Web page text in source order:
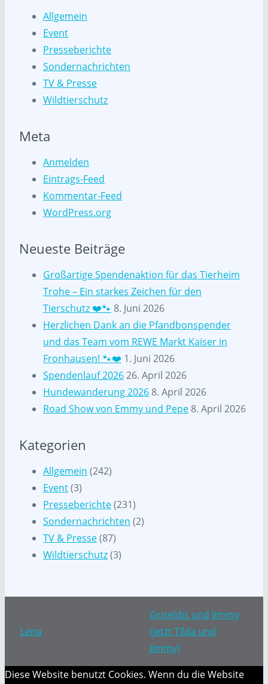
Allgemein
Event
Presseberichte
Sondernachrichten
TV & Presse
Wildtierschutz
Meta
Anmelden
Eintrags-Feed
Kommentar-Feed
WordPress.org
Neueste Beiträge
Großartige Spendenaktion für das Tierheim
Trohe – Ein starkes Zeichen für den
Tierschutz ❤️🐾 8. Juni 2026
Herzlichen Dank an die Pfandbonspender
und das Team vom REWE Markt Kaiser in
Fronhausen! 🐾❤️ 1. Juni 2026
Spendenlauf 202626. April 2026
Hundewanderung 2026 8. April 2026
Road Show von Emmy und Pepe 8. April 2026
Kategorien
Allgemein (242)
Event(3)
Presseberichte(231)
Sondernachrichten (2)
TV & Presse(87)
Wildtierschutz(3)
Lena
Griseldis und Jimmy
(jetzt Tilda und
Jimmy)
Diese Website benutzt Cookies. Wenn du die Website